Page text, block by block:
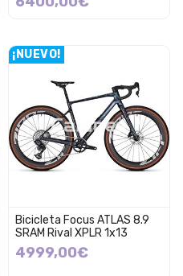
¡NUEVO!
Bicicleta Focus ATLAS 8.9
SRAM Rival XPLR 1x13
4999,00€